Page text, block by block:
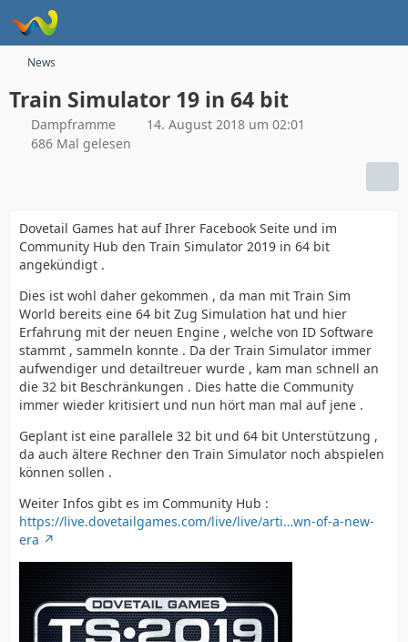
News
Train Simulator 19 in 64 bit
Dampframme
14. August 2018 um 02:01
686 Mal gelesen
Dovetail Games hat auf Ihrer Facebook Seite und im
Community Hub den Train Simulator 2019 in 64 bit
angekündigt .
Dies ist wohl daher gekommen , da man mit Train Sim
World bereits eine 64 bit Zug Simulation hat und hier
Erfahrung mit der neuen Engine , welche von ID Software
stammt , sammeln konnte . Da der Train Simulator immer
aufwendiger und detailtreuer wurde , kam man schnell an
die 32 bit Beschränkungen . Dies hatte die Community
immer wieder kritisiert und nun hört man mal auf jene .
Geplant ist eine parallele 32 bit und 64 bit Unterstützung ,
da auch ältere Rechner den Train Simulator noch abspielen
können sollen .
Weiter Infos gibt es im Community Hub :
https://live.dovetailgames.com/live/live/arti…wn-of-a-new-
era